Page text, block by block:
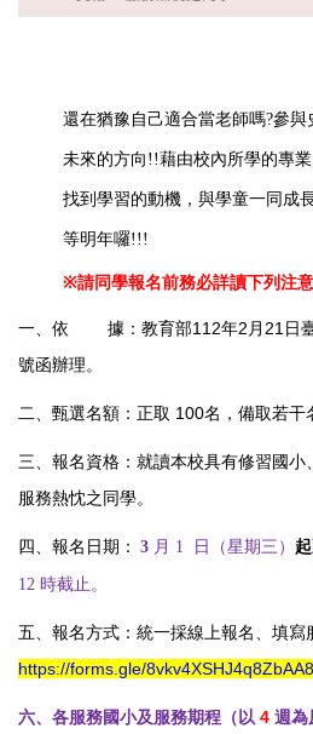
還在猶豫自己適合當老師嗎?參
未來的方向!!藉由校內所學的專
找到學習的動機，與學童一同成
等明年囉!!!
※請同學報名前務必詳讀下列注
一、依 據：教育部112年2月21日臺
號函辦理。
二、甄選名額：正取 100名，備取若干
三、報名資格：就讀本校具有修習國
服務熱忱之同學。
四、報名日期： 3 月 1 日（星期三） 起
12 時截止。
五、報名方式：統一採線上報名、填寫
https://forms.gle/8vkv4XSHJ4q8ZbAA8
六、各服務國小及服務期程（以 4 週為